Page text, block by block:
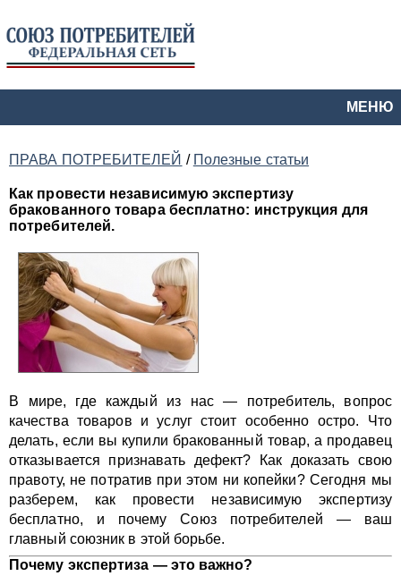
МЕНЮ
ПРАВА ПОТРЕБИТЕЛЕЙ / Полезные статьи
Как провести независимую экспертизу
бракованного товара бесплатно: инструкция для
потребителей.
В мире, где каждый из нас — потребитель, вопрос
качества товаров и услуг стоит особенно остро. Что
делать, если вы купили бракованный товар, а продавец
отказывается признавать дефект? Как доказать свою
правоту, не потратив при этом ни копейки? Сегодня мы
разберем, как провести независимую экспертизу
бесплатно, и почему Союз потребителей — ваш
главный союзник в этой борьбе.
Почему экспертиза — это важно?